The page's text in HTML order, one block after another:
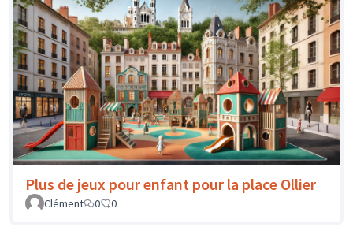
Plus de jeux pour enfant pour la place Ollier
Clément 0 0